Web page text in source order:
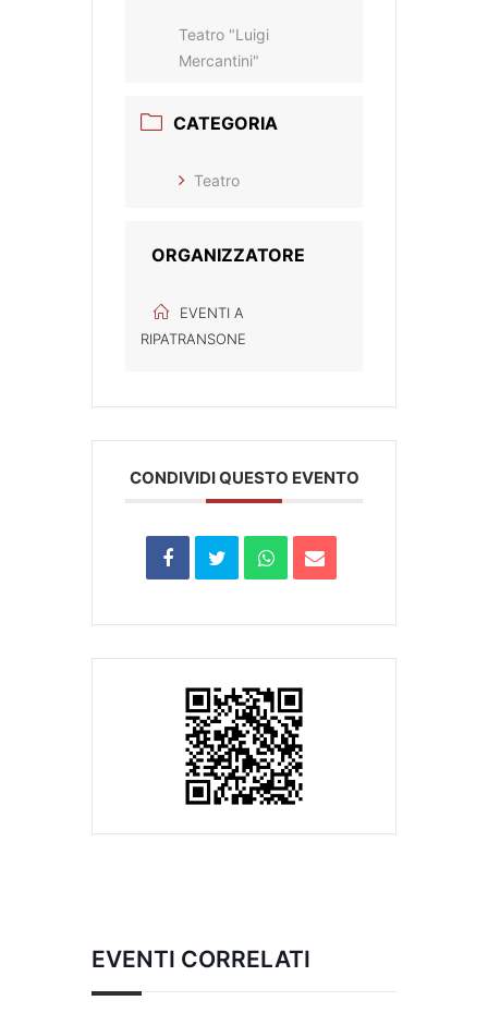
Teatro "Luigi
Mercantini"
CATEGORIA
Teatro
ORGANIZZATORE
EVENTI A
RIPATRANSONE
CONDIVIDI QUESTO EVENTO
EVENTI CORRELATI